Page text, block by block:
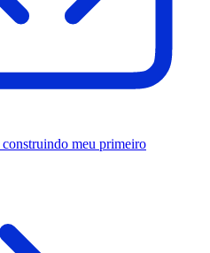
meu primeiro